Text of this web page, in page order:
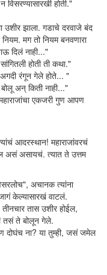
विसरण्यासारखी होती."
उशीर झाला. गडाचे दरवाजे बंद
नियम. मग तो नियम बनवणारा
दिलं नाही..."
होती ती कथा."
रंगून गेले होते... "
अन् किती नाही..."
एकजरी गुण आपण
आदरस्थान! महाराजांवरचं
असं असायचं. त्यात ते उत्तम
अचानक त्यांना
केल्यासारखं वाटलं.
तास उशीर होईल,
तसं ते बोलून गेले.
दोघंच ना? या तुम्ही, जसं जमेल